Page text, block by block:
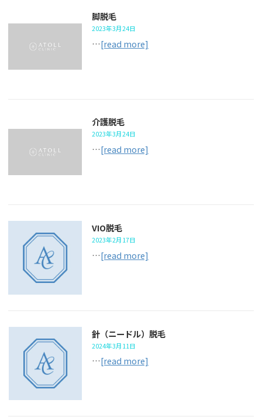
脚脱毛
2023年3月24日
…[read more]
介護脱毛
2023年3月24日
…[read more]
VIO脱毛
2023年2月17日
…[read more]
針（ニードル）脱毛
2024年3月11日
…[read more]